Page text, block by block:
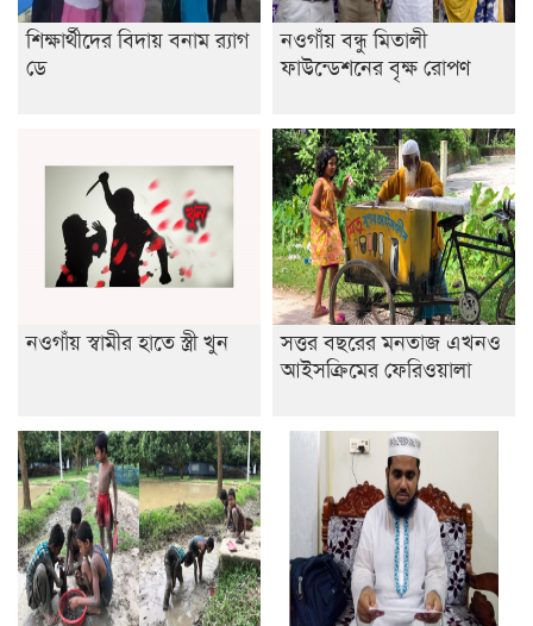
শিক্ষার্থীদের বিদায় বনাম র‍্যাগ
ডে
নওগাঁয় বন্ধু মিতালী
ফাউন্ডেশনের বৃক্ষ রোপণ
নওগাঁয় স্বামীর হাতে স্ত্রী খুন
সত্তর বছরের মনতাজ এখনও
আইসক্রিমের ফেরিওয়ালা